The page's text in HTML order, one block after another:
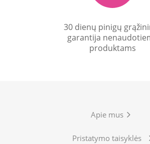
30 dienų pinigų
garantija
produktams
Apie mus
Pristatymo taisyklės